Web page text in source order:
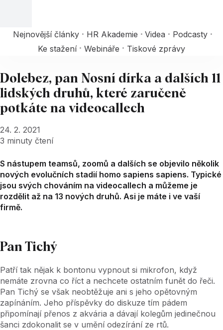
Nejnovější články HR Akademie Videa
Podcasty
Ke stažení
Webináře Tiskové zprávy
Dolebez, pan Nosní dírka a dalších 11
lidských druhů, které zaručeně
potkáte na videocallech
24. 2. 2021
3 minuty čtení
S nástupem teamsů, zoomů a dalších se objevilo několik
nových evolučních stadií homo sapiens sapiens. Typické
jsou svých chováním na videocallech a můžeme je
rozdělit až na 13 nových druhů. Asi je máte i ve vaší
firmě.
Pan Tichý
Patří tak nějak k bontonu vypnout si mikrofon, když
nemáte zrovna co říct a nechcete ostatním funět do řeči.
Pan Tichý se však neobtěžuje ani s jeho opětovným
zapínáním. Jeho příspěvky do diskuze tím pádem
připomínají přenos z akvária a dávají kolegům jedinečnou
šanci zdokonalit se v umění odezírání ze rtů.